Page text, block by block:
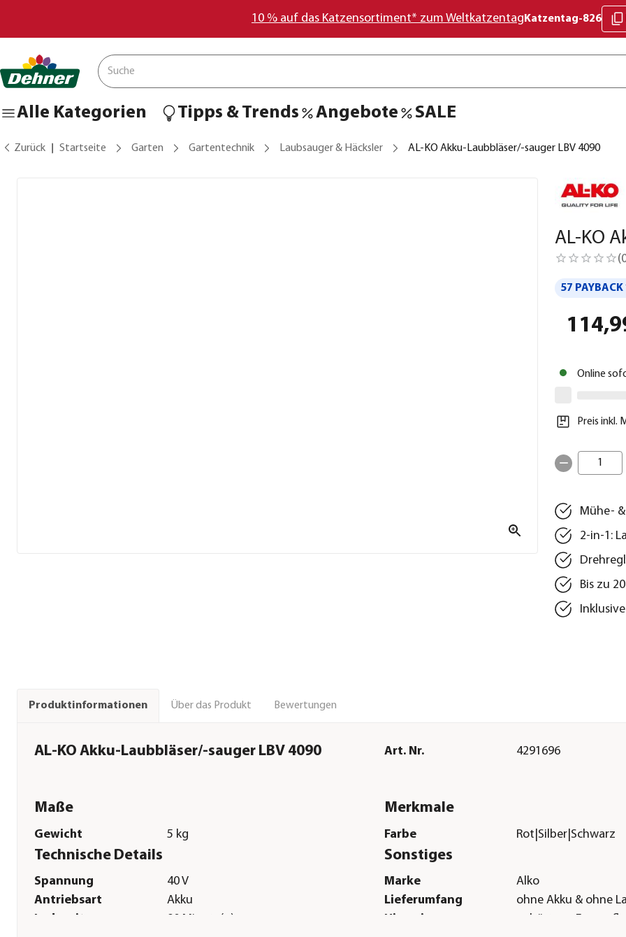
10 % auf das Katzensortiment* zum Weltkatzentag Katzentag-826
Alle Kategorien Tipps & Trends Angebote SALE
Zurück Startseite Garten Gartentechnik Laubsauger & Häcksler AL-KO Akku-Laubbläser/-sauger LBV 4090
AL-KO
(
57
Online
Preis inkl.
1
Mühe-
2-in-1:
Bis zu
Produktinformationen Über das Produkt Bewertungen
AL-KO Akku-Laubbläser/-sauger LBV 4090 Art. Nr. 4291696
Maße
Gewicht 5 kg
Merkmale
Farbe Rot|Silber|Schwarz
Technische Details
Spannung
40 V
Antriebsart
Akku
Sonstiges
Marke
Alko
Lieferumfang
ohne Akku & ohne